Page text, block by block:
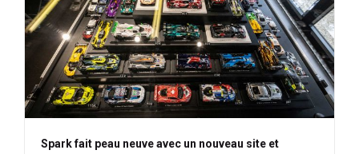
Spark fait peau neuve avec un nouveau site et